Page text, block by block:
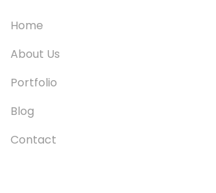
Home
About Us
Portfolio
Blog
Contact